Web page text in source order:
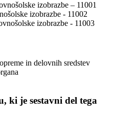
izobrazbe – 11001
izobrazbe - 11002
izobrazbe - 11003
in delovnih sredstev
ki je sestavni del tega